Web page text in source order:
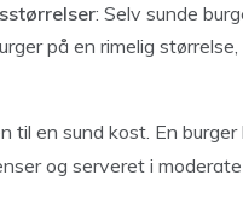
: Selv sunde
på en rimelig
til en sund kost. En
og serveret i